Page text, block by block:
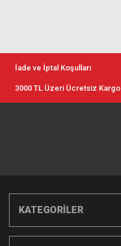
İade ve İptal Koşulları
3000 TL Üzeri Ücretsiz Kargo
KATEGORİLER